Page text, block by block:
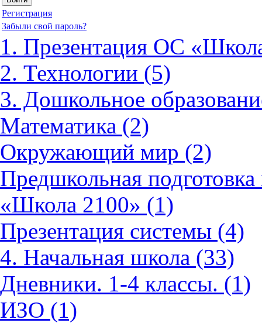
Регистрация
Забыли свой пароль?
1. Презентация ОС
2. Технологии (5)
3. Дошкольное
Математика (2)
Окружающий мир (2)
Предшкольная
«Школа 2100» (1)
Презентация системы (4)
4. Начальная школа (33)
Дневники. 1-4 классы. (1)
ИЗО (1)